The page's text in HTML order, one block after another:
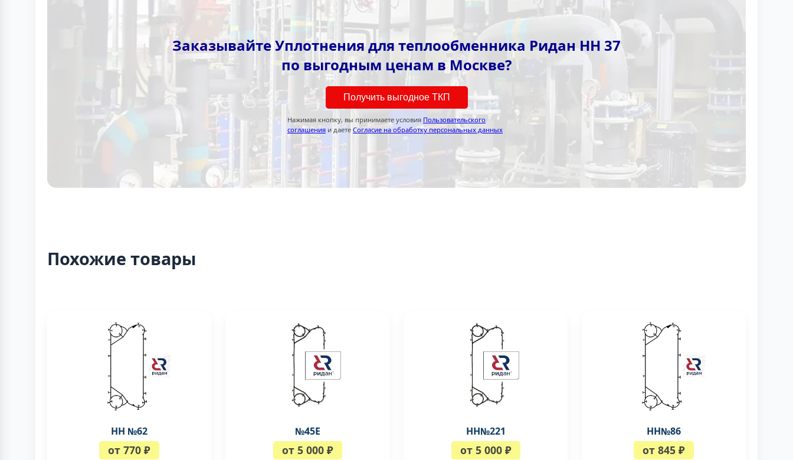
Заказывайте Уплотнения для теплообменника Ридан НН 37
по выгодным ценам в Москве?
Получить выгодное ТКП
Нажимая кнопку, вы принимаете условия Пользовательского
соглашения и даете Согласие на обработку персональных данных
Похожие товары
НН №62
от 770 ₽
№45Е
от 5 000 ₽
НН№221
от 5 000 ₽
НН№86
от 845 ₽